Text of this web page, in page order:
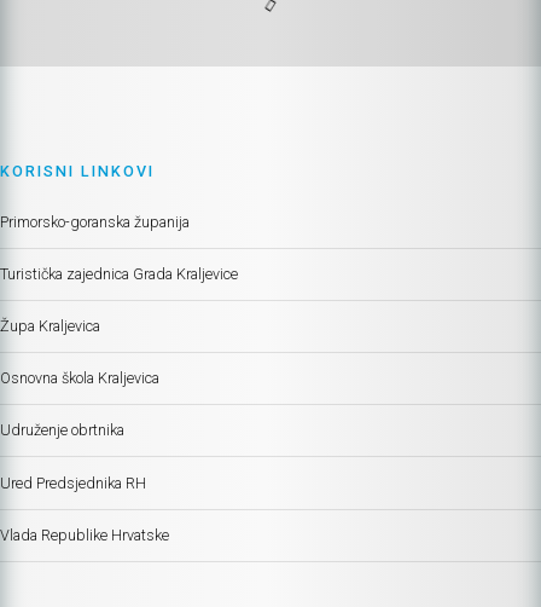
KORISNI LINKOVI
Primorsko-goranska županija
Turistička zajednica Grada Kraljevice
Župa Kraljevica
Osnovna škola Kraljevica
Udruženje obrtnika
Ured Predsjednika RH
Vlada Republike Hrvatske